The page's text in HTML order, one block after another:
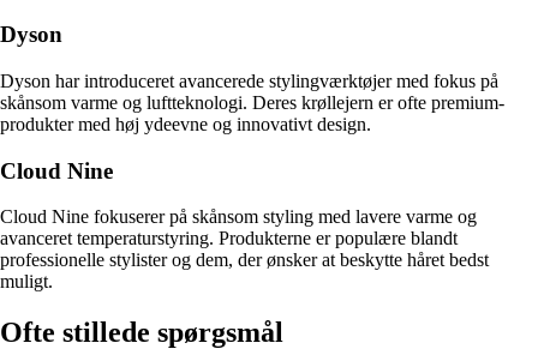
Dyson
Dyson har introduceret avancerede stylingværktøjer med fokus på
skånsom varme og luftteknologi. Deres krøllejern er ofte premium-
produkter med høj ydeevne og innovativt design.
Cloud Nine
Cloud Nine fokuserer på skånsom styling med lavere varme og
avanceret temperaturstyring. Produkterne er populære blandt
professionelle stylister og dem, der ønsker at beskytte håret bedst
muligt.
Ofte stillede spørgsmål